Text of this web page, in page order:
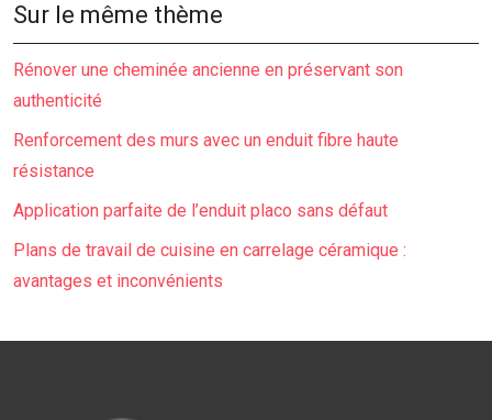
Sur le même thème
Rénover une cheminée ancienne en préservant son
authenticité
Renforcement des murs avec un enduit fibre haute
résistance
Application parfaite de l’enduit placo sans défaut
Plans de travail de cuisine en carrelage céramique :
avantages et inconvénients